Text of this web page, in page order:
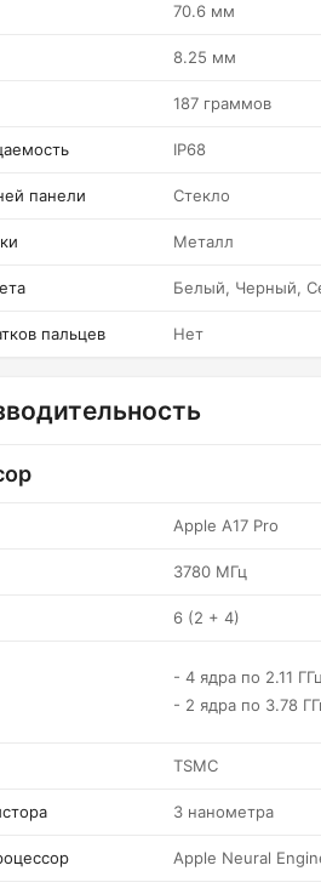
70.6 мм
8.25 мм
187 граммов
IP68
панели Стекло
Металл
Белый, Черный,
пальцев Нет
Apple A17 Pro
3780 МГц
6 (2 + 4)
- 4 ядра по 2.11
- 2 ядра по 3.78
TSMC
3 нанометра
Apple Neural